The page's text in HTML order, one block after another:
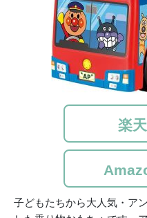
楽
子どもたちから大人気・ア